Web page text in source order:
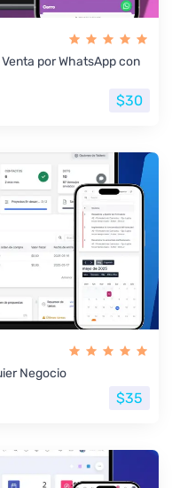
por WhatsApp con
$30
Negocio
$35